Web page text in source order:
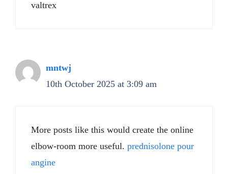
valtrex
mntwj
10th October 2025 at 3:09 am
More posts like this would create the online
elbow-room more useful. prednisolone pour
angine